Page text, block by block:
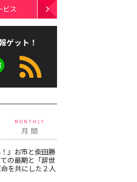
ビス
ゲット！
MONTHLY
月 間
！』お市と柴田勝
の最期と「辞世
を共にした２人